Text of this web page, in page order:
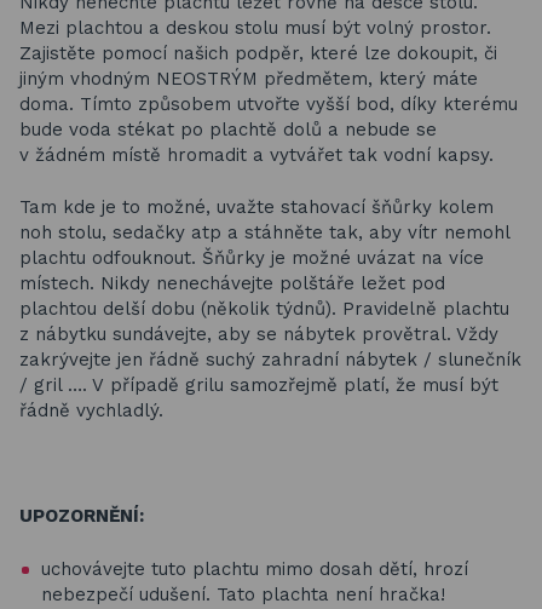
Mezi plachtou a deskou stolu musí být volný prostor.
Zajistěte pomocí našich podpěr, které lze dokoupit, či
jiným vhodným NEOSTRÝM předmětem, který máte
doma. Tímto způsobem utvořte vyšší bod, díky kterému
bude voda stékat po plachtě dolů a nebude se
v žádném místě hromadit a vytvářet tak vodní kapsy.
Tam kde je to možné, uvažte stahovací šňůrky kolem
noh stolu, sedačky atp a stáhněte tak, aby vítr nemohl
plachtu odfouknout. Šňůrky je možné uvázat na více
místech. Nikdy nenechávejte polštáře ležet pod
plachtou delší dobu (několik týdnů). Pravidelně plachtu
z nábytku sundávejte, aby se nábytek provětral. Vždy
zakrývejte jen řádně suchý zahradní nábytek / slunečník
/ gril …. V případě grilu samozřejmě platí, že musí být
řádně vychladlý.
UPOZORNĚNÍ:
uchovávejte tuto plachtu mimo dosah dětí, hrozí
nebezpečí udušení. Tato plachta není hračka!